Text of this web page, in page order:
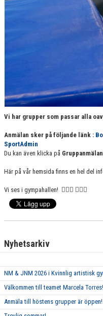
Vi har grupper som passar alla
Anmälan sker på följande länk :
SportAdmin
Du kan även klicka på Gruppanmälan
Här på vår hemsida finns en hel del
Vi ses i gympahallen! 🤸🏻‍♀️ 🤸🏻‍♀️
Nyhetsarkiv
NM & JNM 2026 i Kvinnlig artistisk
Välkommen till teamet Marcela Torres!
Anmäla till höstens grupper är öppen!